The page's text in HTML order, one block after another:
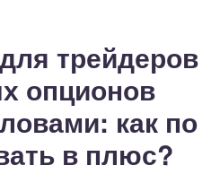
трейдеров
опционов
как по
в плюс?